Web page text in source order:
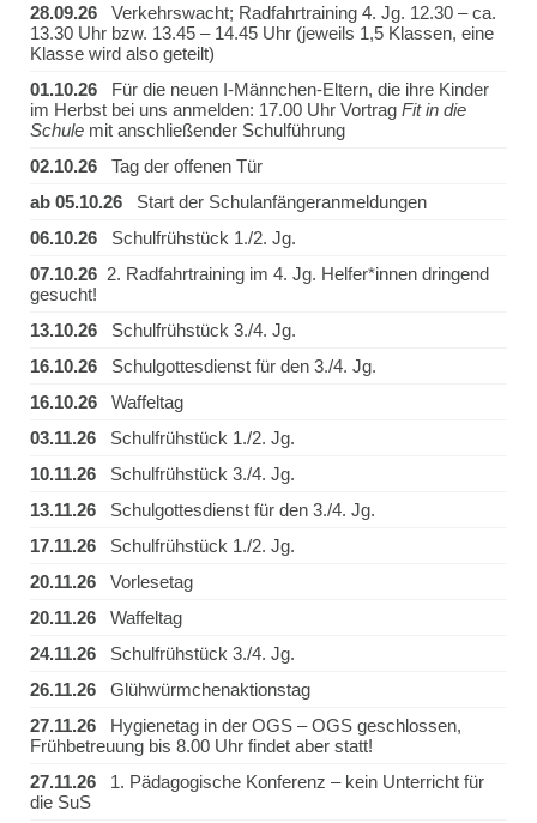
28.09.26
Verkehrswacht; Radfahrtraining 4. Jg. 12.30 – ca.
13.30 Uhr bzw. 13.45 – 14.45 Uhr (jeweils 1,5 Klassen, eine
Klasse wird also geteilt)
01.10.26 Für die neuen I-Männchen-Eltern, die ihre Kinder
im Herbst bei uns anmelden: 17.00 Uhr Vortrag Fit in die
Schule mit anschließender Schulführung
02.10.26 Tag der offenen Tür
ab 05.10.26 Start der Schulanfängeranmeldungen
06.10.26 Schulfrühstück 1./2. Jg.
07.10.26 2. Radfahrtraining im 4. Jg. Helfer*innen dringend
gesucht!
13.10.26 Schulfrühstück 3./4. Jg.
16.10.26 Schulgottesdienst für den 3./4. Jg.
16.10.26 Waffeltag
03.11.26 Schulfrühstück 1./2. Jg.
10.11.26 Schulfrühstück 3./4. Jg.
13.11.26 Schulgottesdienst für den 3./4. Jg.
17.11.26 Schulfrühstück 1./2. Jg.
20.11.26 Vorlesetag
20.11.26 Waffeltag
24.11.26 Schulfrühstück 3./4. Jg.
26.11.26 Glühwürmchenaktionstag
27.11.26 Hygienetag in der OGS – OGS geschlossen,
Frühbetreuung bis 8.00 Uhr findet aber statt!
27.11.26 1. Pädagogische Konferenz – kein Unterricht für
die SuS